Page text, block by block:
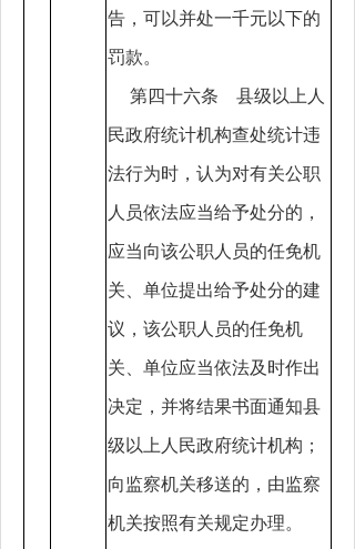
告，可以并处一千元以下的
罚款。
第四十六条 县级以上人
民政府统计机构查处统计违
法行为时，认为对有关公职
人员依法应当给予处分的，
应当向该公职人员的任免机
关、单位提出给予处分的建
议，该公职人员的任免机
关、单位应当依法及时作出
决定，并将结果书面通知县
级以上人民政府统计机构；
向监察机关移送的，由监察
机关按照有关规定办理。